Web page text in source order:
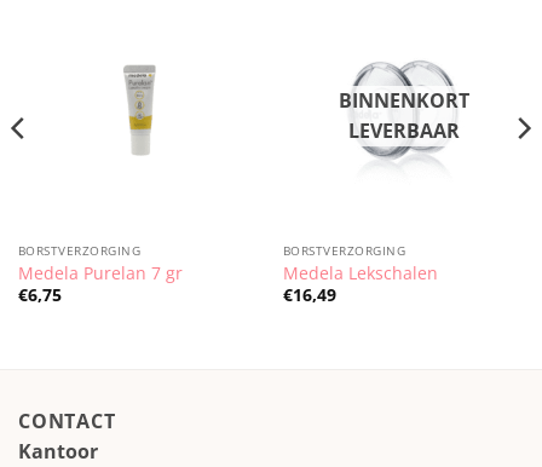
BORSTVERZORGING
Medela Purelan 7 gr
€6,75
BORSTVERZORGING
Medela Lekschalen
€16,49
CONTACT
Kantoor